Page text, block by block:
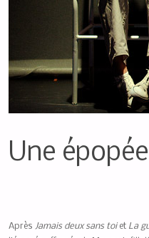
Une
Après Jamais deux sans toiet La